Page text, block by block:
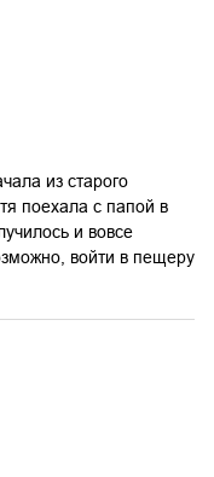
из старого
поехала с папой в
и вовсе
войти в пещеру